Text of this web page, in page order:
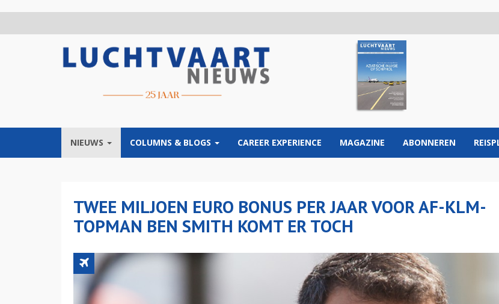
NIEUWS COLUMNS & BLOGS CAREER EXPERIENCE MAGAZINE ABONNEREN
TWEE MILJOEN EURO BONUS PER JAAR VOOR AF-KLM-
TOPMAN BEN SMITH KOMT ER TOCH